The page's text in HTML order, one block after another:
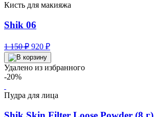
Кисть для макияжа
Shik 06
1 150₽ Первоначальная
цена
составляла
1
920 ₽Текущая
цена:
920 ₽.
Удалено из избранного
-20%
Пудра для лица